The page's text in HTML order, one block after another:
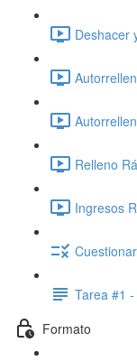
Deshacer
Relleno
Ingresos
Tarea #1
Formato